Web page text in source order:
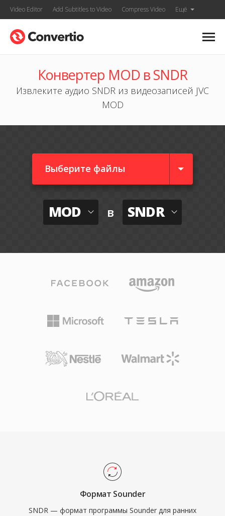
Video Editor Add Subtitles to Video Compress Video Ещё
Конвертер MOD в SNDR
Извлеките аудио SNDR из видеозаписей JVC
MOD
Выберите файлы
MOD в SNDR
Формат Sounder
SNDR — формат программы Sounder для ранних